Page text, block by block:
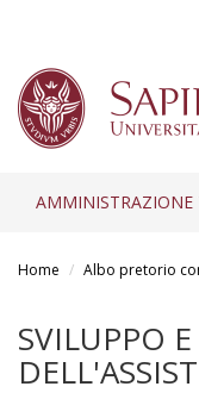
AMMINISTRAZIONE
Home Albo pretorio
SVILUPPO